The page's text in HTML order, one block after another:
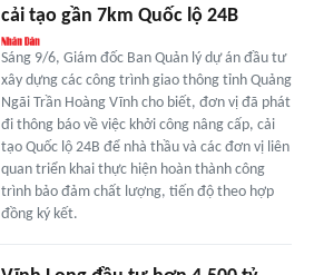
cải tạo gần 7km Quốc lộ 24B
Sáng 9/6, Giám đốc Ban Quản lý dự án đầu tư
xây dựng các công trình giao thông tỉnh Quảng
Ngãi Trần Hoàng Vĩnh cho biết, đơn vị đã phát
đi thông báo về việc khởi công nâng cấp, cải
tạo Quốc lộ 24B để nhà thầu và các đơn vị liên
quan triển khai thực hiện hoàn thành công
trình bảo đảm chất lượng, tiến độ theo hợp
đồng ký kết.